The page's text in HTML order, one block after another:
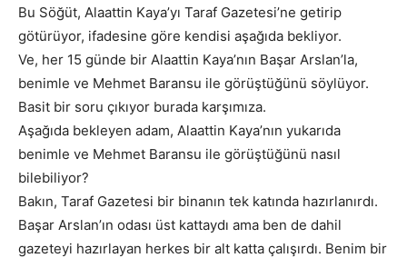
Bu Söğüt, Alaattin Kaya’yı Taraf Gazetesi’ne getirip
götürüyor, ifadesine göre kendisi aşağıda bekliyor.
Ve, her 15 günde bir Alaattin Kaya’nın Başar Arslan’la,
benimle ve Mehmet Baransu ile görüştüğünü söylüyor.
Basit bir soru çıkıyor burada karşımıza.
Aşağıda bekleyen adam, Alaattin Kaya’nın yukarıda
benimle ve Mehmet Baransu ile görüştüğünü nasıl
bilebiliyor?
Bakın, Taraf Gazetesi bir binanın tek katında hazırlanırdı.
Başar Arslan’ın odası üst kattaydı ama ben de dahil
gazeteyi hazırlayan herkes bir alt katta çalışırdı. Benim bir